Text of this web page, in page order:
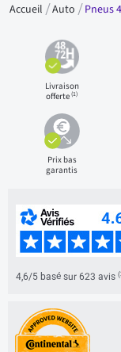
Accueil Auto Pneus
Livraison
offerte(1)
Prix bas
garantis
4,6/5 basé sur 623 avis